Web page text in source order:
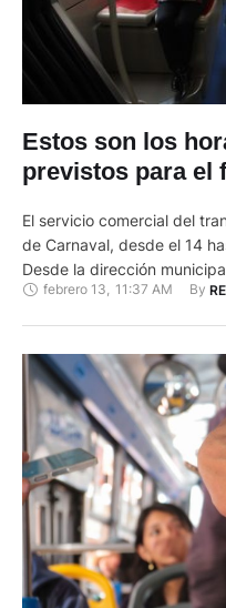
Estos son los
previstos para el
El servicio comercial del
de Carnaval, desde el 14
Desde la dirección
la siguiente manera: El
febrero 13, 11:37 AM By